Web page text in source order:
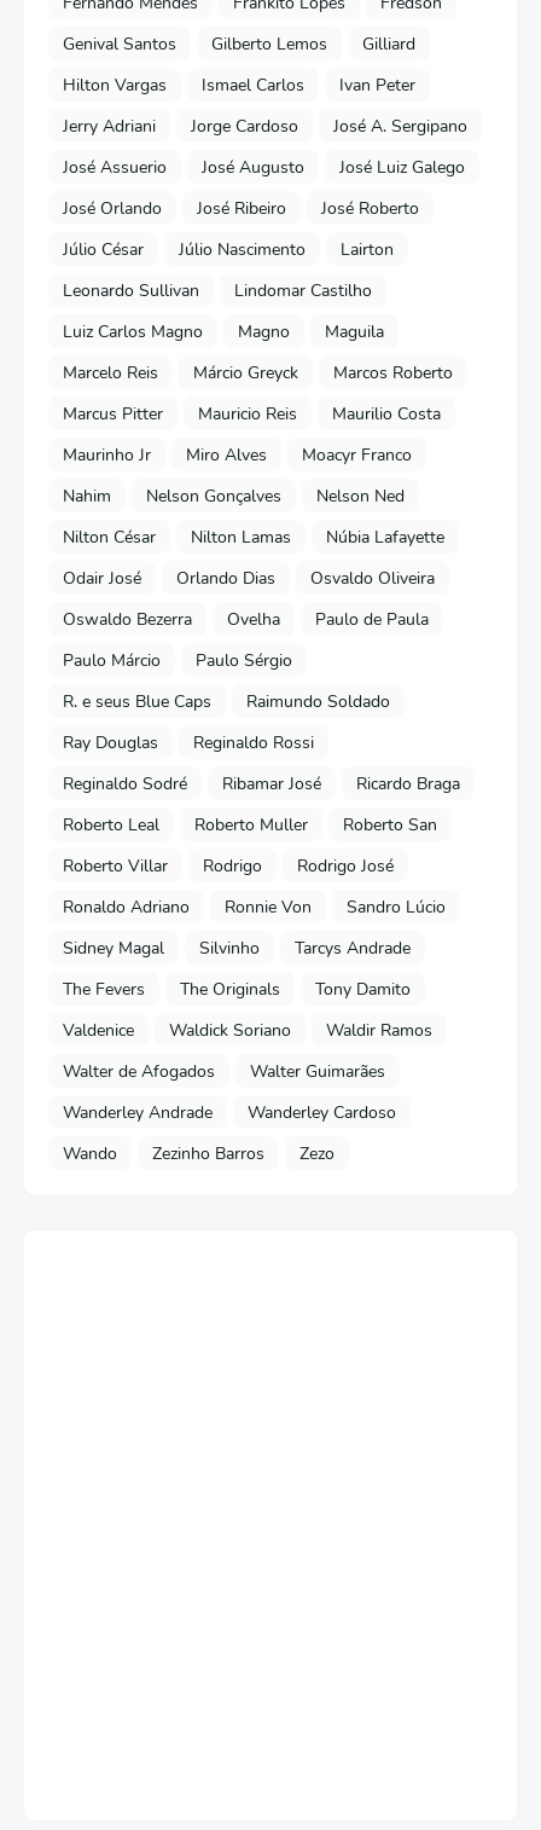
Genival Santos
Gilberto Lemos
Gilliard
Hilton Vargas
Ismael Carlos
Ivan Peter
Jerry Adriani
Jorge Cardoso
José A. Sergipano
José Assuerio
José Augusto
José Luiz Galego
José Orlando
José Ribeiro
José Roberto
Júlio César
Júlio Nascimento
Lairton
Leonardo Sullivan
Lindomar Castilho
Luiz Carlos Magno
Magno
Maguila
Marcelo Reis
Márcio Greyck
Marcos Roberto
Marcus Pitter
Mauricio Reis
Maurilio Costa
Maurinho Jr
Miro Alves
Moacyr Franco
Nahim
Nelson Gonçalves
Nelson Ned
Nilton César
Nilton Lamas
Núbia Lafayette
Odair José
Orlando Dias
Osvaldo Oliveira
Oswaldo Bezerra
Ovelha
Paulo de Paula
Paulo Márcio
Paulo Sérgio
R. e seus Blue Caps
Raimundo Soldado
Ray Douglas
Reginaldo Rossi
Reginaldo Sodré
Ribamar José
Ricardo Braga
Roberto Leal
Roberto Muller
Roberto San
Roberto Villar
Rodrigo
Rodrigo José
Ronaldo Adriano
Ronnie Von
Sandro Lúcio
Sidney Magal
Silvinho
Tarcys Andrade
The Fevers
The Originals
Tony Damito
Valdenice
Waldick Soriano
Waldir Ramos
Walter de Afogados
Walter Guimarães
Wanderley Andrade
Wanderley Cardoso
Wando
Zezinho Barros Zezo